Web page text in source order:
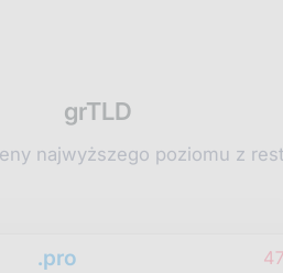
grTLD
najwyższego poziomu z
.pro